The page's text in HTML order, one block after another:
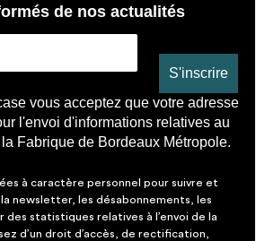
de nos actualités
vous acceptez que votre adresse
l'envoi d'informations relatives au
Fabrique de Bordeaux Métropole.
à caractère personnel pour suivre et
newsletter, les désabonnements, les
statistiques relatives à l’envoi de la
d’un droit d’accès, de rectification,